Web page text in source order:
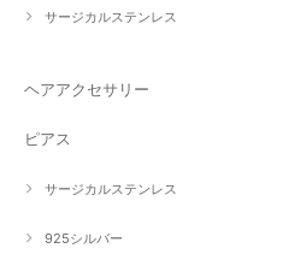
サージカルステンレス
ヘアアクセサリー
ピアス
サージカルステンレス
925シルバー